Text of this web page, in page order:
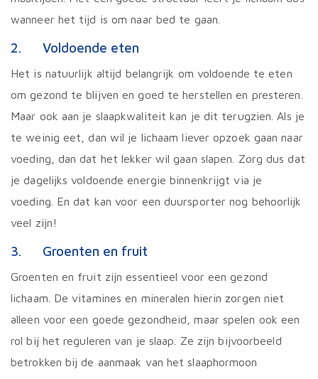
wanneer het tijd is om naar bed te gaan.
2. Voldoende eten
Het is natuurlijk altijd belangrijk om voldoende te eten
om gezond te blijven en goed te herstellen en presteren.
Maar ook aan je slaapkwaliteit kan je dit terugzien. Als je
te weinig eet, dan wil je lichaam liever opzoek gaan naar
voeding, dan dat het lekker wil gaan slapen. Zorg dus dat
je dagelijks voldoende energie binnenkrijgt via je
voeding. En dat kan voor een duursporter nog behoorlijk
veel zijn!
3. Groenten en fruit
Groenten en fruit zijn essentieel voor een gezond
lichaam. De vitamines en mineralen hierin zorgen niet
alleen voor een goede gezondheid, maar spelen ook een
rol bij het reguleren van je slaap. Ze zijn bijvoorbeeld
betrokken bij de aanmaak van het slaaphormoon